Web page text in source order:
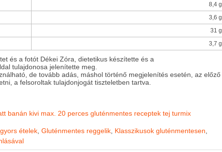
8,4 g
3,6 g
31 g
3,7 g
és a fotót Dékei Zóra, dietetikus készítette és a
tulajdonosa jelenítette meg.
de tovább adás, máshol történő megjelenítés esetén, az előző
a felsoroltak tulajdonjogát tiszteletben tartva.
banán kivi max. 20 perces gluténmentes receptek tej turmix
ételek, Gluténmentes reggelik, Klasszikusok gluténmentesen,